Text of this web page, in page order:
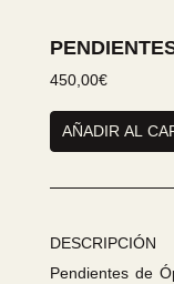
450,00€
PENDIENTES
ÓPALO
NOVIA
AÑADIR AL
DESCRIPCIÓN
Pendientes de